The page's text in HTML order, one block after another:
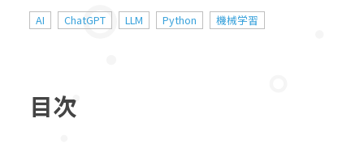
AI ChatGPT LLM Python 機械学習
目次